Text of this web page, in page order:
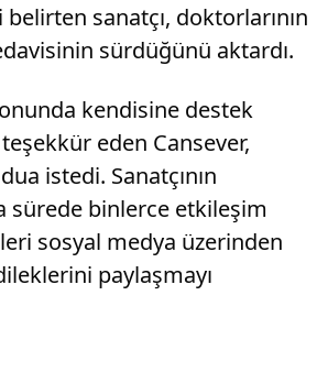
sanatçı, doktorlarının
sürdüğünü aktardı.
kendisine destek
eden Cansever,
istedi. Sanatçının
sürede binlerce etkileşim
sosyal medya üzerinden
paylaşmayı